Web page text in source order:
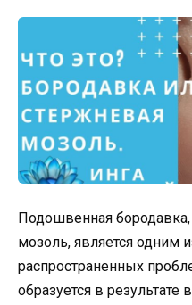
Подошвенная
мозоль, является одним
распространенных
образуется в